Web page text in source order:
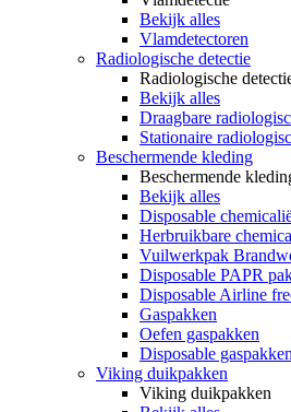
Bekijk alles
Vlamdetectoren
Radiologische detectie
Radiologische
Bekijk alles
Draagbare
Stationaire
Beschermende kleding
Beschermende
Bekijk alles
Disposable
Herbruikbare
Vuilwerkpak
Disposable PAPR
Disposable Airline
Gaspakken
Oefen gaspakken
Disposable gaspakken
Viking duikpakken
Viking duikpakken